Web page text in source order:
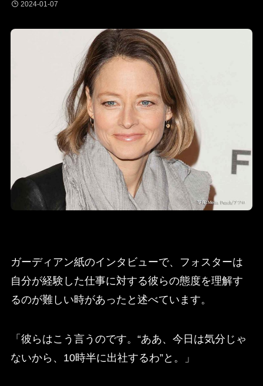
2024-01-07
ガーディアン紙のインタビューで、フォスターは
自分が経験した仕事に対する彼らの態度を理解す
るのが難しい時があったと述べています。
「彼らはこう言うのです。“ああ、今日は気分じゃ
ないから、10時半に出社するわ”と。」